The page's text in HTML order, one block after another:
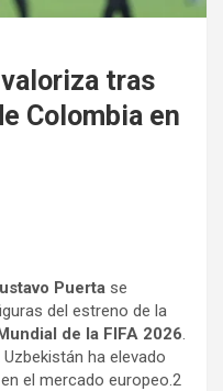
tras
Colombia en
Puerta se
del estreno de la
de la FIFA 2026.
ha elevado
el mercado europeo.2